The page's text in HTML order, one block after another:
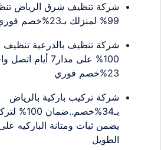
شركة تنظيف شرق الرياض
99% لمنزلك بـ23%خصم فوري
شركة تنظيف بالدرعية تنظيف
100% على مدار7 أيام
23%خصم فوري
شركة تركيب باركية بالرياض
يضمن ثبات ومتانة الباركيه
الطويل